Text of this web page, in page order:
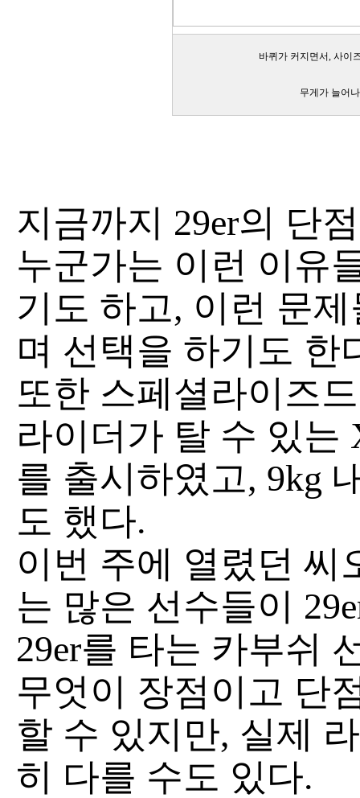
바퀴가 커지면서, 사이
무게가 늘어
지금까지 29er의 단
누군가는 이런 이유
기도 하고, 이런 문
며 선택을 하기도 한
또한 스페셜라이즈
라이더가 탈 수 있는
를 출시하였고, 9kg
도 했다.
이번 주에 열렸던 씨
는 많은 선수들이
29er를 타는 카부쉬
무엇이 장점이고 단
할 수 있지만, 실제
히 다를 수도 있다.